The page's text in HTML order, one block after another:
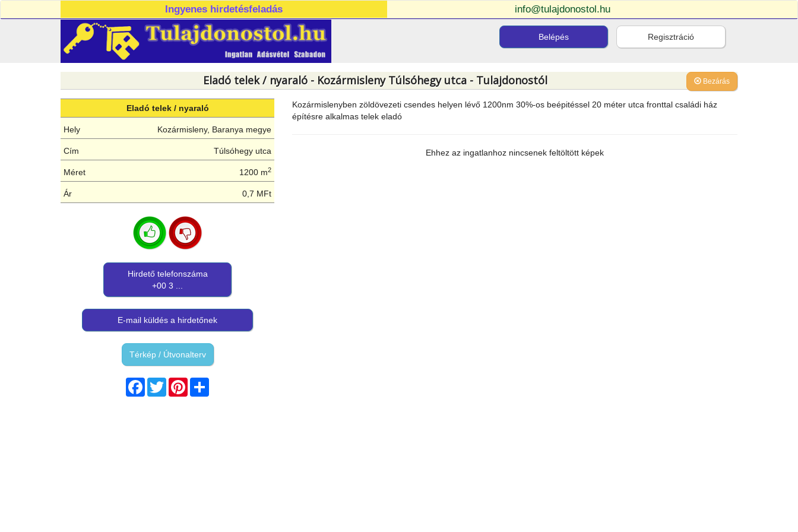
Ingyenes hirdetésfeladás info@tulajdonostol.hu
Belépés Regisztráció
Bezárás
Eladó telek / nyaraló - Kozármisleny Túlsóhegy utca - Tulajdonostól
Eladó telek / nyaraló
Hely Kozármisleny, Baranya megye
Cím Túlsóhegy utca
Méret 1200 m2
Ár 0,7 MFt
Hirdető telefonszáma
+00 3 ...
E-mail küldés a hirdetőnek
Térkép / Útvonalterv
Facebook
TwitterPinterest
Kozármislenyben zöldövezeti csendes helyen lévő 1200nm 30%-os beépitéssel 20 méter utca fronttal családi ház
építésre alkalmas telek eladó
Ehhez az ingatlanhoz nincsenek feltöltött képek